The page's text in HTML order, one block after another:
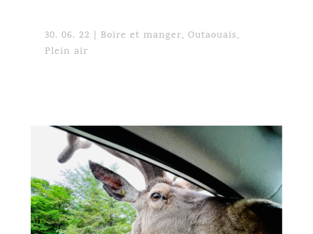
30. 06. 22 | Boire et manger, Outaouais,
Plein air